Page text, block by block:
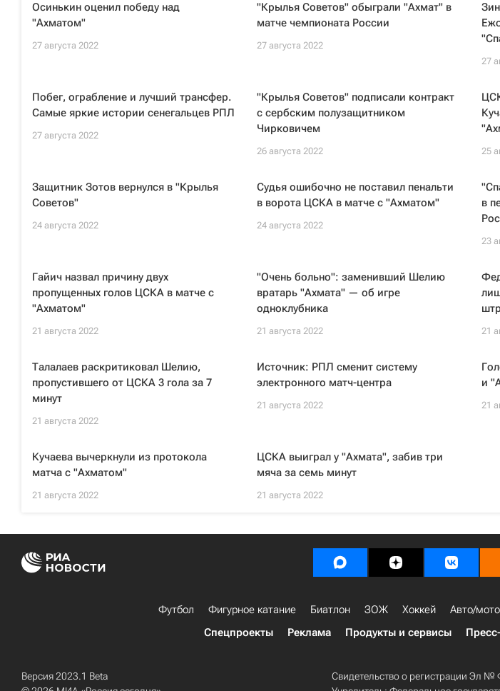
Осинькин оценил победу над
"Ахматом"
27 августа 2022
"Крылья Советов" обыграли "Ахмат" в
матче чемпионата России
27 августа 2022
27
Побег, ограбление и лучший трансфер.
Самые яркие истории сенегальцев РПЛ
27 августа 2022
"Крылья Советов" подписали контракт
с сербским полузащитником
Чирковичем
26 августа 2022 25
Защитник Зотов вернулся в "Крылья
Советов"
24 августа 2022
Судья ошибочно не поставил пенальти
в ворота ЦСКА в матче с "Ахматом"
24 августа 2022
в
23
Гайич назвал причину двух
пропущенных голов ЦСКА в матче с
"Ахматом"
21 августа 2022
"Очень больно": заменивший Шелию
вратарь "Ахмата" — об игре
одноклубника
21 августа 2022 21
Талалаев раскритиковал Шелию,
пропустившего от ЦСКА 3 гола за 7
минут
21 августа 2022
Источник: РПЛ сменит систему
электронного матч-центра
21 августа 2022
и
21
Кучаева вычеркнули из протокола
матча с "Ахматом"
21 августа 2022
ЦСКА выиграл у "Ахмата", забив три
мяча за семь минут
21 августа 2022
Футбол Фигурное катание Биатлон ЗОЖ Хоккей Авто/мото
Спецпроекты
Реклама Продукты и сервисы
Версия 2023.1 Beta
Свидетельство о регистрации Эл